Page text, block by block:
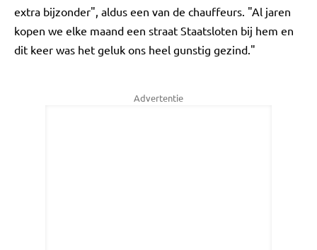
extra bijzonder", aldus een van de chauffeurs. "Al jaren
kopen we elke maand een straat Staatsloten bij hem en
dit keer was het geluk ons heel gunstig gezind."
Advertentie